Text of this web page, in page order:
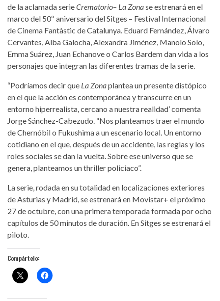
de la aclamada serieCrematorio– La Zonase estrenará en el
marco del 50º aniversario del Sitges – Festival Internacional
de Cinema Fantàstic de Catalunya. Eduard Fernández, Álvaro
Cervantes, Alba Galocha, Alexandra Jiménez, Manolo Solo,
Emma Suárez, Juan Echanove o Carlos Bardem dan vida a los
personajes que integran las diferentes tramas de la serie.
“Podríamos decir que La Zonaplantea un presente distópico
en el que la acción es contemporánea y transcurre en un
entorno hiperrealista, cercano a nuestra realidad’ comenta
Jorge Sánchez-Cabezudo. “Nos planteamos traer el mundo
de Chernóbil o Fukushima a un escenario local. Un entorno
cotidiano en el que, después de un accidente, las reglas y los
roles sociales se dan la vuelta. Sobre ese universo que se
genera, planteamos un thriller policiaco”.
La serie, rodada en su totalidad en localizaciones exteriores
de Asturias y Madrid, se estrenará en Movistar+ el próximo
27 de octubre, con una primera temporada formada por ocho
capítulos de 50 minutos de duración. En Sitges se estrenará el
piloto.
Compártelo: